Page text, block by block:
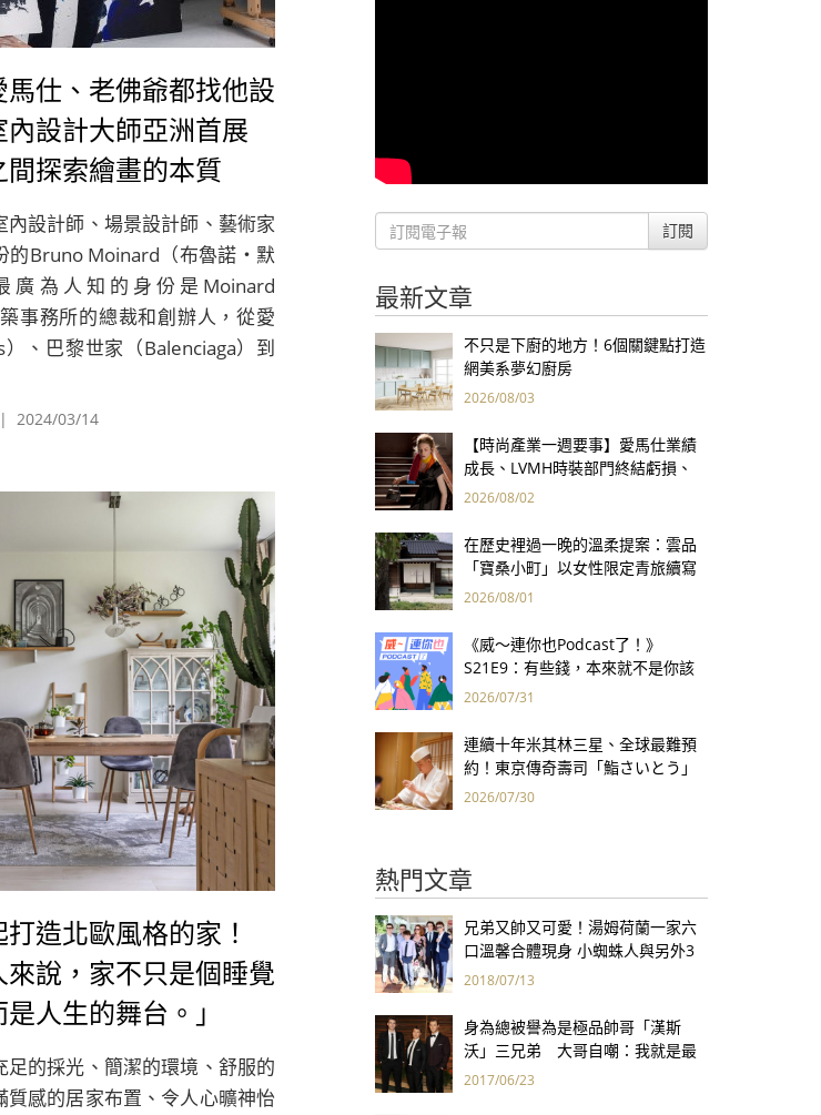
仕、老佛爺都找他設
設計大師亞洲首展
探索繪畫的本質
內設計師、場景設計師、藝術家
的Bruno Moinard（布魯諾・默
廣為人知的身份是Moinard
事務所的總裁和創辦人，從愛
、巴黎世家（Balenciaga）到
他的客戶。他更是法國精品品
，已經打造了至少470間精品
| 2024/03/14
造北歐風格的家！
來說，家不只是個睡覺
人生的舞台。」
足的採光、簡潔的環境、舒服的
質感的居家布置、令人心曠神怡
訂閱
最新文章
不只是下廚的地方！6個關鍵點打造
網美系夢幻廚房
2026/08/03
【時尚產業一週要事】愛馬仕業績
成長、LVMH時裝部門終結虧損、
Kering轉型策略初現成效、Prada
2026/08/02
在歷史裡過一晚的溫柔提案：雲品
「寶桑小町」以女性限定青旅續寫
台東老屋記憶
2026/08/01
《威～連你也Podcast了！》
S21E9：有些錢，本來就不是你該
賺的——讀《一個投機者的告白》
2026/07/31
連續十年米其林三星、全球最難預
約！東京傳奇壽司「鮨さいとう」
為何破例首度來台？
2026/07/30
熱門文章
兄弟又帥又可愛！湯姆荷蘭一家六
口溫馨合體現身 小蜘蛛人與另外3
個弟弟感情超好！
2018/07/13
身為總被譽為是極品帥哥「漢斯
沃」三兄弟 大哥自嘲：我就是最
矮的那一個！
2017/06/23